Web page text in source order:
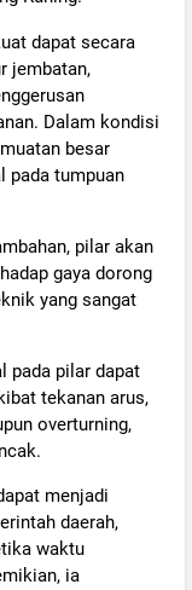
dapat secara
jembatan,
Dalam kondisi
besar
pada tumpuan
pilar akan
gaya dorong
yang sangat
pada pilar dapat
tekanan arus,
overturning,
menjadi
daerah,
waktu
ia